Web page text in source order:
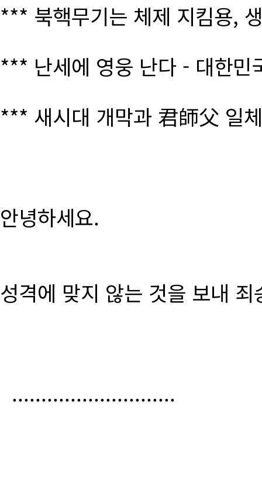
*** 북핵무기는 체제 지킴용,
*** 난세에 영웅 난다 - 대한
*** 새시대 개막과 君師父 일
안녕하세요.
성격에 맞지 않는 것을 보내
............................